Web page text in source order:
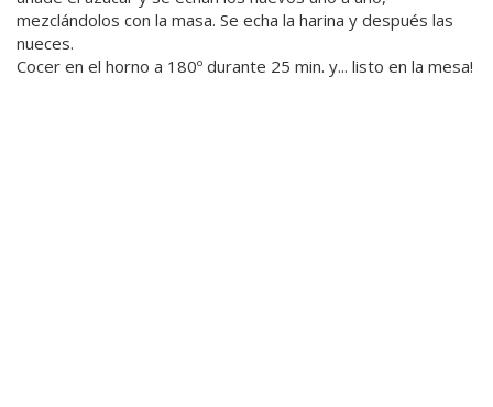
mezclándolos con la masa. Se echa la harina y después las
nueces.
Cocer en el horno a 180º durante 25 min. y... listo en la mesa!